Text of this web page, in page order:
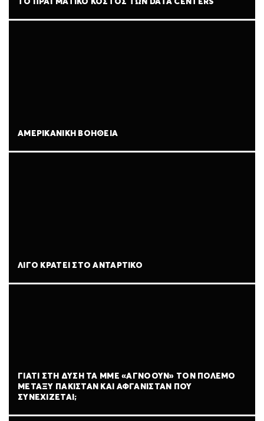
ΤΟ ΠΡΑΓΜΑΤΙΚΌ ΚΌΣΤΟΣ ΤΩΝ DATA CENTERS
ΑΜΕΡΙΚΑΝΙΚΉ ΒΟΉΘΕΙΑ
ΛΊΓΟ ΚΡΆΤΕΙ ΣΤΟ ΑΝΤΆΡΤΙΚΟ
ΓΙΑΤΊ ΣΤΗ ΔΎΣΗ ΤΑ ΜΜΕ «ΑΓΝΟΟΎΝ» ΤΟΝ ΠΌΛΕΜΟ
ΜΕΤΑΞΎ ΠΑΚΙΣΤΆΝ ΚΑΙ ΑΦΓΑΝΙΣΤΆΝ ΠΟΥ
ΣΥΝΕΧΊΖΕΤΑΙ;